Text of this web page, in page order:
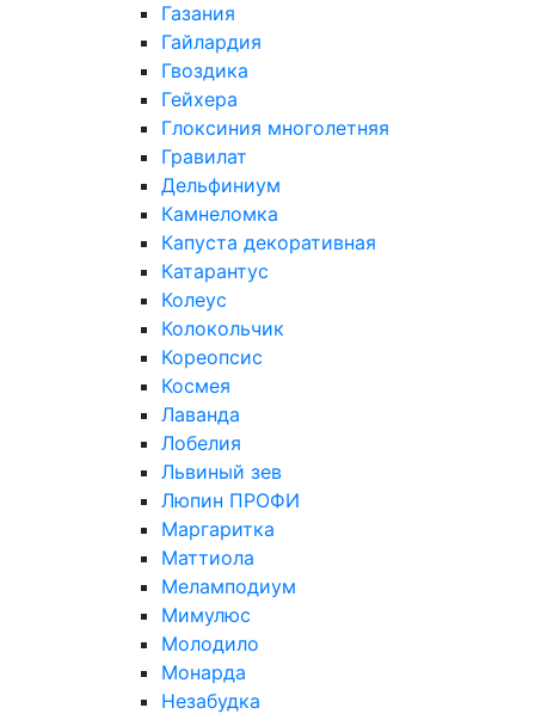
Газания
Гайлардия
Гвоздика
Гейхера
Глоксиния многолетняя
Гравилат
Дельфиниум
Камнеломка
Капуста декоративная
Катарантус
Колеус
Колокольчик
Кореопсис
Космея
Лаванда
Лобелия
Львиный зев
Люпин ПРОФИ
Маргаритка
Маттиола
Меламподиум
Мимулюс
Молодило
Монарда
Незабудка